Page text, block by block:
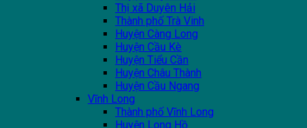
Thị xã Duyên Hải
Thành phố Trà Vinh
Huyện Càng Long
Huyện Cầu Kè
Huyện Tiểu Cần
Huyện Châu Thành
Huyện Cầu Ngang
Vĩnh Long
Thành phố Vĩnh Long
Huyện Long Hồ